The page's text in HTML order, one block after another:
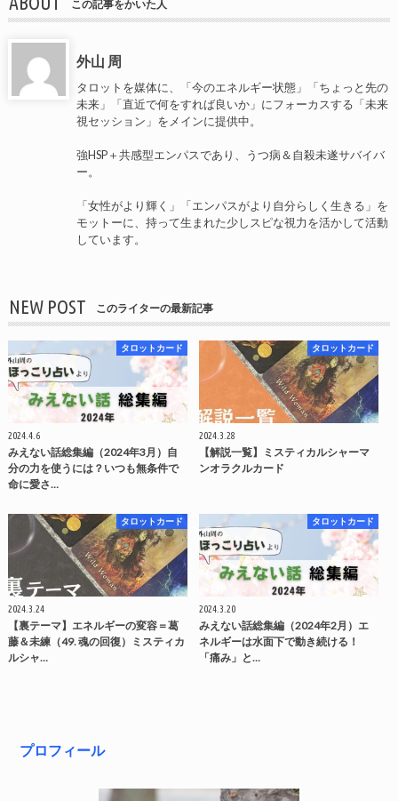
この記事をかいた人
外山 周
タロットを媒体に、「今のエネルギー状態」「ちょっと先の
未来」「直近で何をすれば良いか」にフォーカスする「未来
視セッション」をメインに提供中。
強HSP＋共感型エンパスであり、うつ病＆自殺未遂サバイバ
ー。
「女性がより輝く」「エンパスがより自分らしく生きる」を
モットーに、持って生まれた少しスピな視力を活かして活動
しています。
NEW POST このライターの最新記事
タロットカード
2024.4.6
みえない話総集編（2024年3月）自
分の力を使うには？いつも無条件で
命に愛さ…
タロットカード
2024.3.28
【解説一覧】ミスティカルシャーマ
ンオラクルカード
タロットカード
2024.3.24
【裏テーマ】エネルギーの変容＝葛
藤＆未練（49. 魂の回復）ミスティカ
ルシャ…
タロットカード
2024.3.20
みえない話総集編（2024年2月）エ
ネルギーは水面下で動き続ける！
「痛み」と…
プロフィール